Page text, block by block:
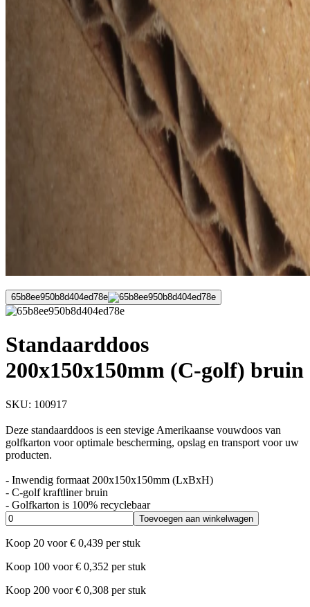
65b8ee950b8d404ed78e
Standaarddoos
200x150x150mm (C-golf) bruin
SKU: 100917
Deze standaarddoos is een stevige Amerikaanse vouwdoos van
golfkarton voor optimale bescherming, opslag en transport voor uw
producten.
- Inwendig formaat 200x150x150mm (LxBxH)
- C-golf kraftliner bruin
- Golfkarton is 100% recyclebaar
Toevoegen aan winkelwagen
Koop 20 voor € 0,439 per stuk
Koop 100 voor € 0,352 per stuk
Koop 200 voor € 0,308 per stuk